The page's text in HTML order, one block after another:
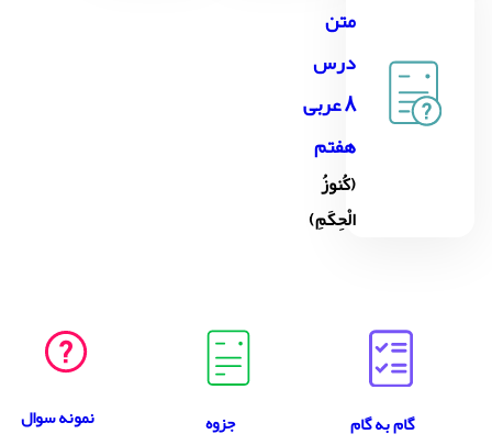
متن
درس
8 عربی
هفتم
(کُنوزُ
الْحِکَمِ)
گام به گام جزوه نمونه سوال